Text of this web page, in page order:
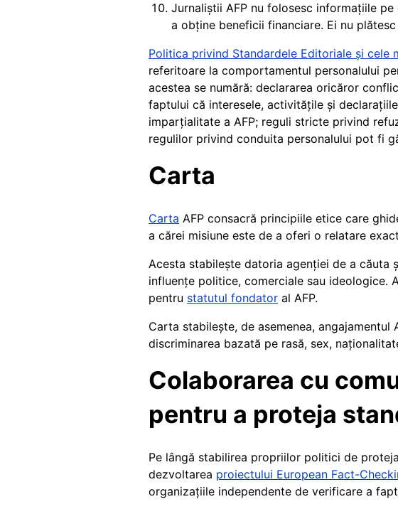
Jurnaliștii AFP nu folosesc informațiile
a obține beneficii financiare. Ei nu plătesc
Politica privind Standardele Editoriale și cele
referitoare la comportamentul personalului
acestea se numără: declararea oricăror
faptului că interesele, activitățile și
imparțialitate a AFP; reguli stricte privind
regulilor privind conduita personalului pot fi
Carta
Carta AFP consacră principiile etice care
a cărei misiune este de a oferi o relatare
Acesta stabilește datoria agenției de a căuta
influențe politice, comerciale sau ideologice.
pentru statutul fondator al AFP.
Carta stabilește, de asemenea,
discriminarea bazată pe rasă, sex,
Colaborarea cu
pentru a proteja
Pe lângă stabilirea propriilor politici de
dezvoltarea proiectului European Fact-
organizațiile independente de verificare a